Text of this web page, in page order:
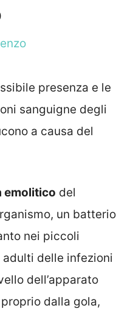
presenza e le
sanguigne degli
a causa del
emolitico del
un batterio
nei piccoli
delle infezioni
dell’apparato
dalla gola,